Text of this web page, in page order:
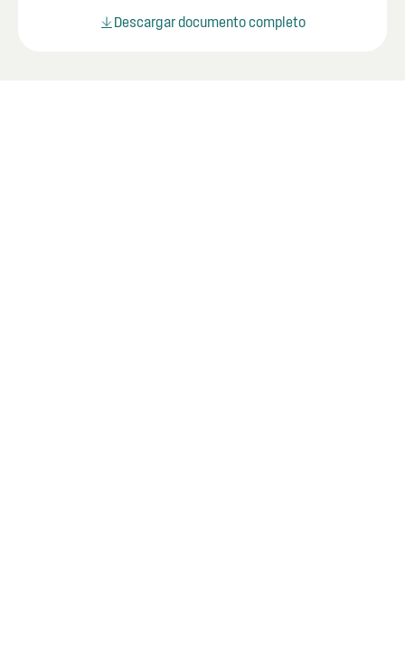
Descargar documento completo